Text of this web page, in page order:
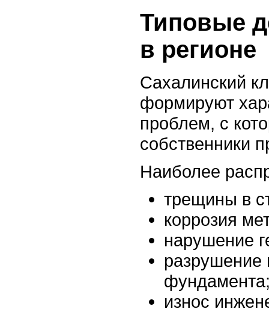
Типовые
в регионе
Сахалинский
формируют
проблем, с
собственники
Наиболее
трещины в
коррозия
нарушение
разрушение
износ